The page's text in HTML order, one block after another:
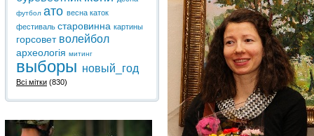
футбол ато весна каток
фестиваль старовинна картины
горсовет волейбол
археологія митинг
выборы новый_год
Всі мітки (830)